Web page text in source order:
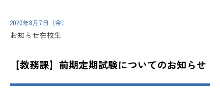
2020年8月7日（金）
お知らせ在校生
【教務課】前期定期試験についてのお知らせ